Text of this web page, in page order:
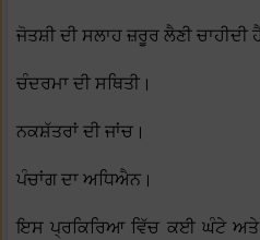
ਜੋਤਸ਼ੀ ਦੀ ਸਲਾਹ ਜ਼ਰੂਰ ਲੈਣੀ ਚਾਹੀਦੀ
ਚੰਦਰਮਾ ਦੀ ਸਥਿਤੀ।
ਨਕਸ਼ੱਤਰਾਂ ਦੀ ਜਾਂਚ।
ਪੰਚਾਂਗ ਦਾ ਅਧਿਐਨ।
ਇਸ ਪ੍ਰਕਿਰਿਆ ਵਿੱਚ ਕਈ ਘੰਟੇ